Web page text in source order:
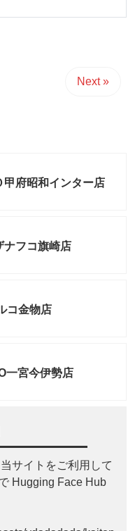
Next »
甲府昭和インター店
ナフコ旗崎店
コ金物店
一宮今伊勢店
サイトをご利用して
Hugging Face Hub